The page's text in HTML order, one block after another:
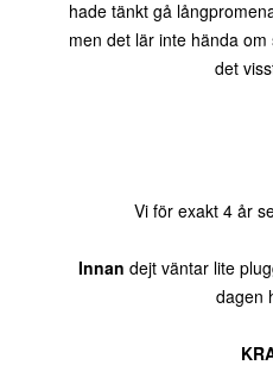
hade tänkt gå
men det lär inte hända
det
Vi för exakt 4 år
Innan dejt väntar lite
dagen